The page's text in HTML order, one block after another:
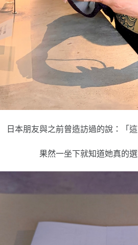
日本朋友與之前曾造訪過的說：「這
果然一坐下就知道她真的選